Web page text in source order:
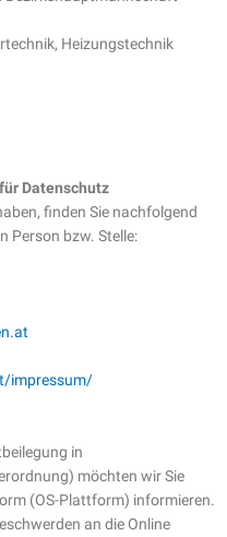
Heizungstechnik
Datenschutz
finden Sie nachfolgend
Person bzw. Stelle:
impressum/
in
möchten wir Sie
(OS-Plattform) informieren.
an die Online